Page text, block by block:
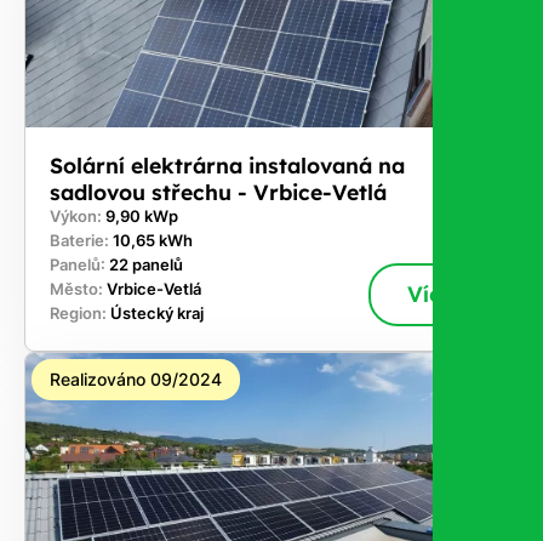
Solární elektrárna instalovaná na
sadlovou střechu - Vrbice-Vetlá
Výkon: 9,90 kWp
Baterie: 10,65 kWh
Panelů: 22 panelů
Město: Vrbice-Vetlá
Region: Ústecký kraj
Více
Realizováno 09/2024